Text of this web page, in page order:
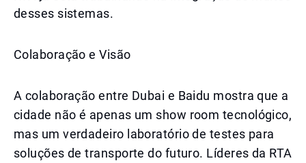
desses sistemas.
Colaboração e Visão
A colaboração entre Dubai e Baidu mostra que a
cidade não é apenas um show room tecnológico,
mas um verdadeiro laboratório de testes para
soluções de transporte do futuro. Líderes da RTA